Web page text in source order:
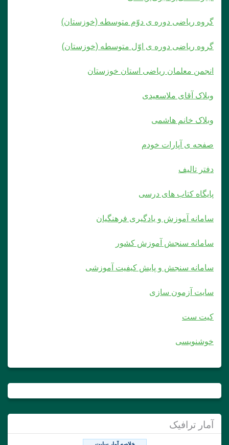
گروه ریاضی دوره ی دوّم متوسطه (خوزستان)
گروه ریاضی دوره ی اوّل متوسطه (خوزستان)
انجمن معلمان ریاضی استان خوزستان
وبلاک آقای ملاسعیدی
وبلاک خانم هاشمی
صفحه ی آپارات خودم
دفتر تالیف
پایگاه کتاب های درسی
سامانه آموزش و یادگیری فرهنگیان
سامانه سنجش آموزش کشور
سامانه سنجش و پایش کیفیت آموزشی
سایت آزمون سازی
کیت ست
خوشنویسی
آمار ترافیک